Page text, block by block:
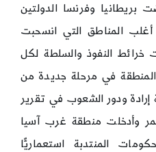
وفرنسا الدولتين
أغلب المناطق التي انسحبت
خرائط النفوذ والسلطة لكل
في مرحلة جديدة من
إرادة ودور الشعوب في تقرير
وأدخلت منطقة غرب آسيا
المنتدبة استعماريًّا